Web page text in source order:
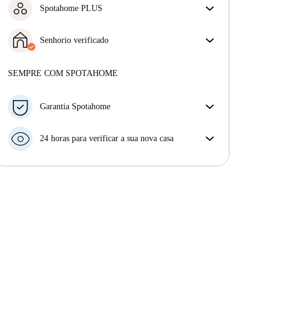
Verifica a descrição do anúncio para ver quais as
Spotahome PLUS
inquilinos ao fornecer acesso aos mais altos padrões
de segurança e suporte adicional durante o
Senhorio verificado
Mais sobre este senhorio
SEMPRE COM SPOTAHOME
Garantia Spotahome
antecedência, nós iremos A) pagar um hotel e ajudá-
seu dinheiro na totalidade.
24 horas para verificar a sua nova casa